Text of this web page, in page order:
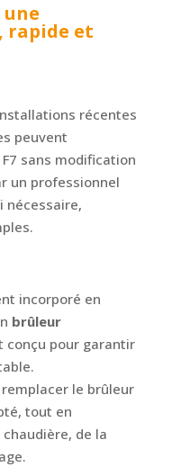
rapide et
récentes
peuvent
sans modification
un professionnel
nécessaire,
incorporé en
brûleur
conçu pour garantir
le brûleur
tout en
de la